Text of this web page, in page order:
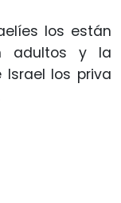
los están
adultos y la
los priva